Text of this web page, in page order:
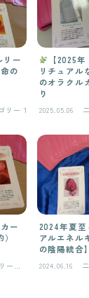
リー
の
リー１
【2025
リチュアル
のオラクル
り
2025.05.06
ー
ーデ
2024年夏至
アルエネル
の陰陽統合】
2024.06.16